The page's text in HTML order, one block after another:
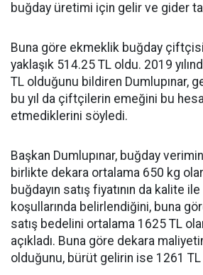
buğday üretimi için gelir ve gider
Buna göre ekmeklik buğday
yaklaşık 514.25 TL oldu. 2019
TL olduğunu bildiren Dumlupınar,
bu yıl da çiftçilerin emeğini bu
etmediklerini söyledi.
Başkan Dumlupınar, buğday
birlikte dekara ortalama 650 kg
buğdayın satış fiyatının da kalite
koşullarında belirlendiğini, buna
satış bedelini ortalama 1625 TL
açıkladı. Buna göre dekara
olduğunu, bürüt gelirin ise 1261